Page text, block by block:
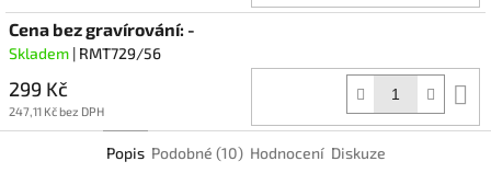
Cena bez gravírování: -
Skladem | RMT729/56
299 Kč
247,11 Kč bez DPH
Popis Podobné (10) Hodnocení Diskuze